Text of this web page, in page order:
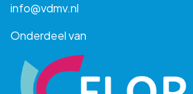
info@vdmv.nl
Onderdeel van